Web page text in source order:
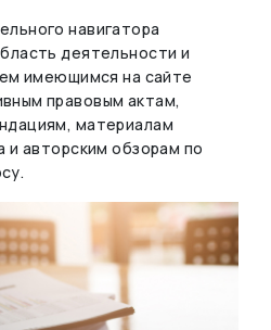
навигатора
деятельности и
имеющимся на сайте
правовым актам,
материалам
и авторским обзорам по